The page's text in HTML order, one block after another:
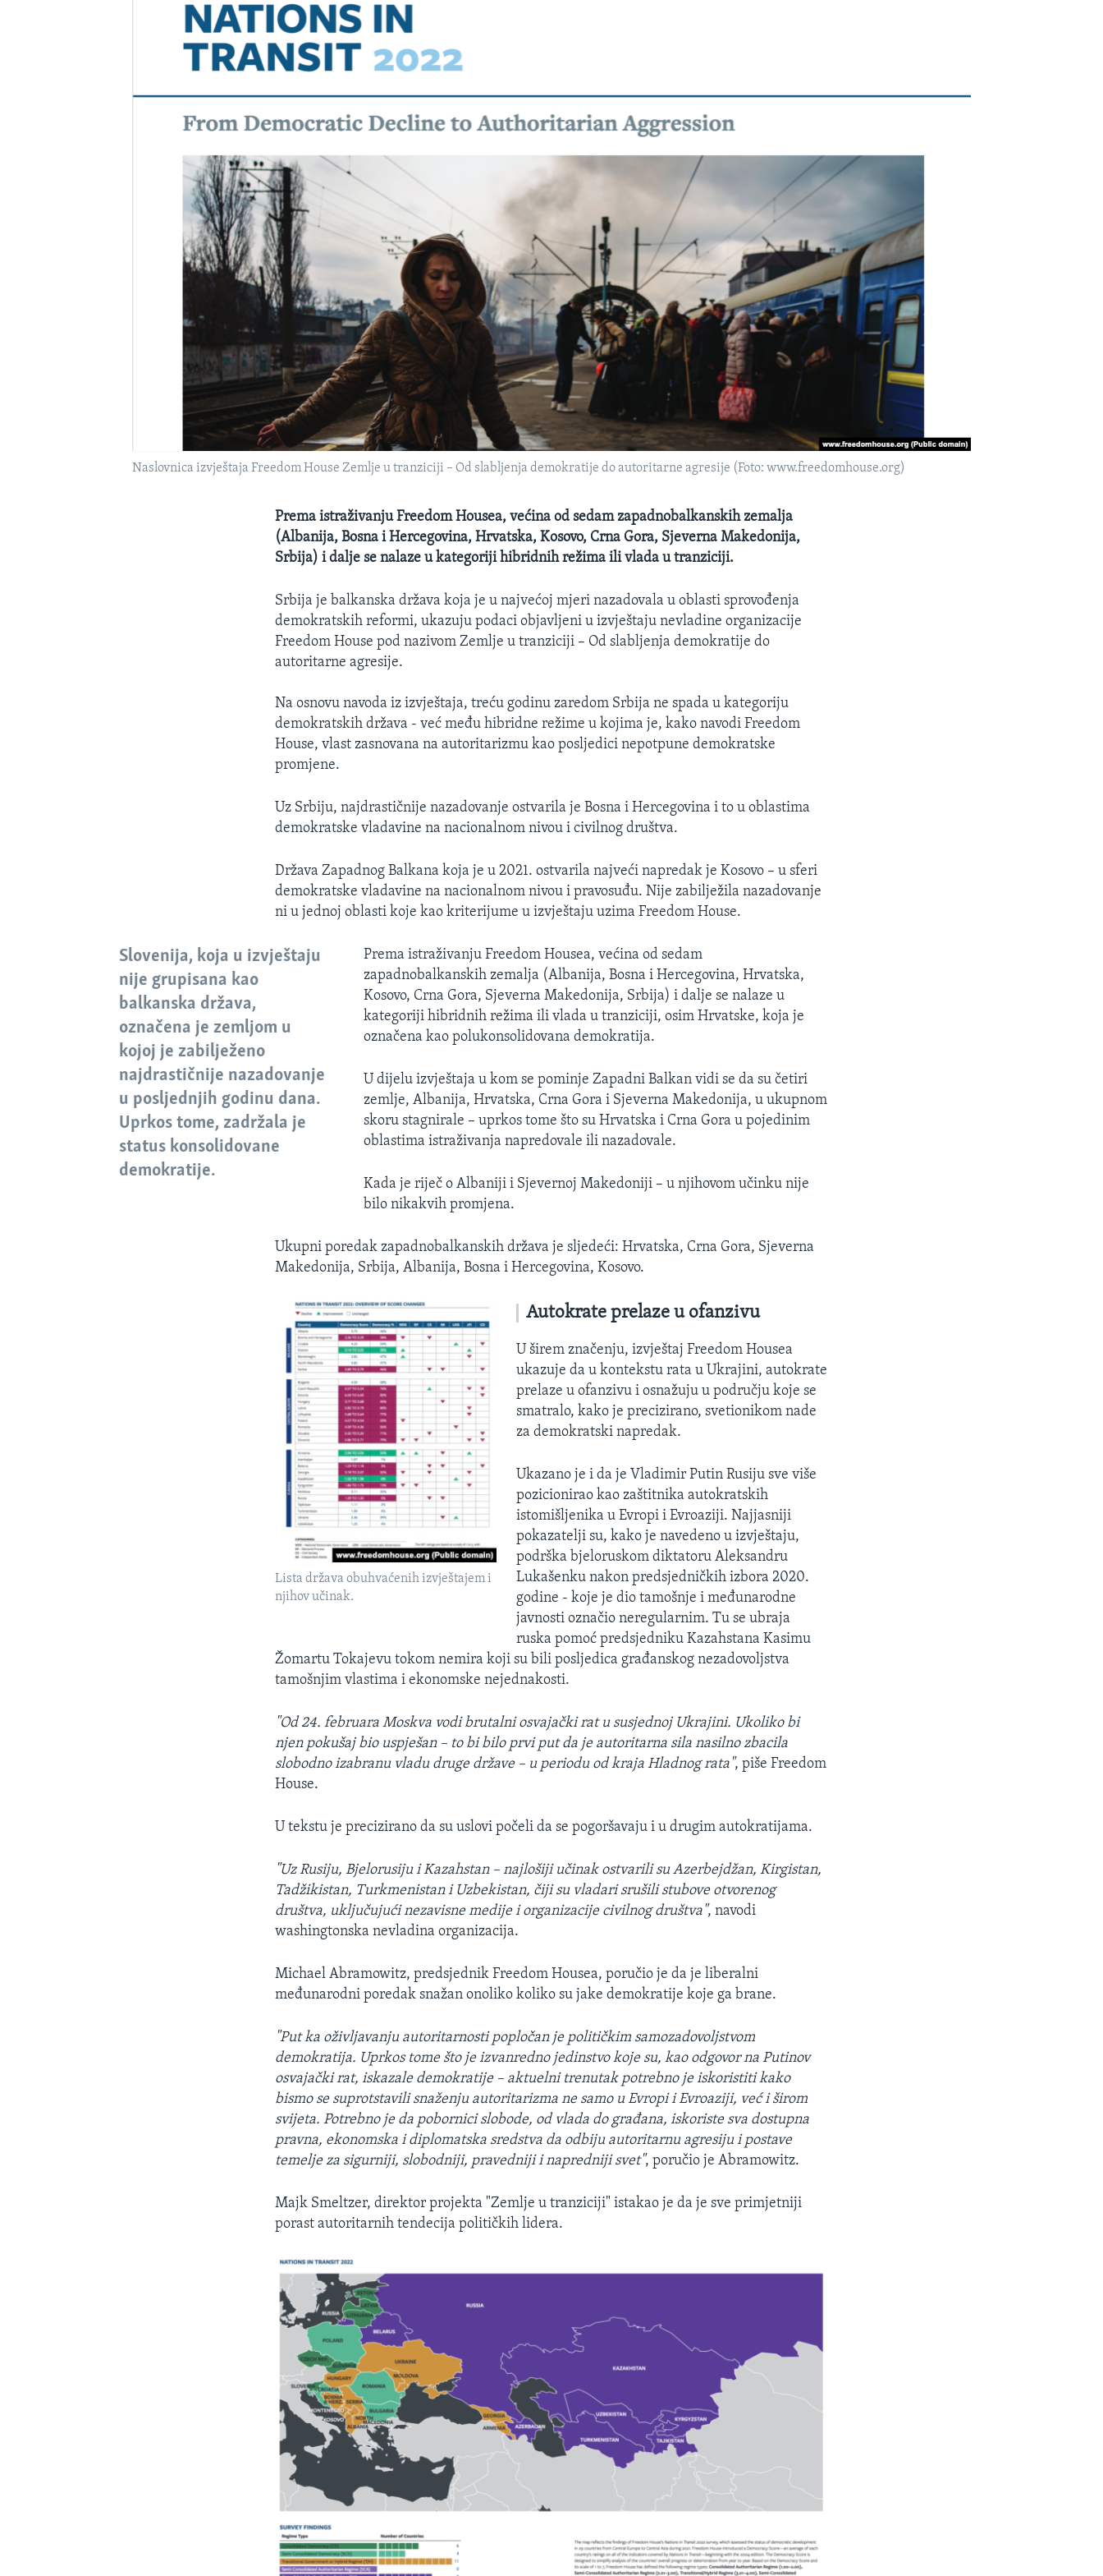
Naslovnica izvještaja Freedom House Zemlje u tranziciji – Od slabljenja demokratije do autoritarne agresije (Foto: www.freedomhouse.org)
Prema istraživanju Freedom Housea, većina od sedam zapadnobalkanskih zemalja
(Albanija, Bosna i Hercegovina, Hrvatska, Kosovo, Crna Gora, Sjeverna Makedonija,
Srbija) i dalje se nalaze u kategoriji hibridnih režima ili vlada u tranziciji.
Srbija je balkanska država koja je u najvećoj mjeri nazadovala u oblasti sprovođenja
demokratskih reformi, ukazuju podaci objavljeni u izvještaju nevladine organizacije
Freedom House pod nazivom Zemlje u tranziciji – Od slabljenja demokratije do
autoritarne agresije.
Na osnovu navoda iz izvještaja, treću godinu zaredom Srbija ne spada u kategoriju
demokratskih država - već među hibridne režime u kojima je, kako navodi Freedom
House, vlast zasnovana na autoritarizmu kao posljedici nepotpune demokratske
promjene.
Uz Srbiju, najdrastičnije nazadovanje ostvarila je Bosna i Hercegovina i to u oblastima
demokratske vladavine na nacionalnom nivou i civilnog društva.
Država Zapadnog Balkana koja je u 2021. ostvarila najveći napredak je Kosovo – u sferi
demokratske vladavine na nacionalnom nivou i pravosuđu. Nije zabilježila nazadovanje
ni u jednoj oblasti koje kao kriterijume u izvještaju uzima Freedom House.
Slovenija, koja u izvještaju
nije grupisana kao
balkanska država,
označena je zemljom u
kojoj je zabilježeno
najdrastičnije nazadovanje
u posljednjih godinu dana.
Uprkos tome, zadržala je
status konsolidovane
demokratije.
Prema istraživanju Freedom Housea, većina od sedam
zapadnobalkanskih zemalja (Albanija, Bosna i Hercegovina, Hrvatska,
Kosovo, Crna Gora, Sjeverna Makedonija, Srbija) i dalje se nalaze u
kategoriji hibridnih režima ili vlada u tranziciji, osim Hrvatske, koja je
označena kao polukonsolidovana demokratija.
U dijelu izvještaja u kom se pominje Zapadni Balkan vidi se da su četiri
zemlje, Albanija, Hrvatska, Crna Gora i Sjeverna Makedonija, u ukupnom
skoru stagnirale – uprkos tome što su Hrvatska i Crna Gora u pojedinim
oblastima istraživanja napredovale ili nazadovale.
Kada je riječ o Albaniji i Sjevernoj Makedoniji – u njihovom učinku nije
bilo nikakvih promjena.
Ukupni poredak zapadnobalkanskih država je sljedeći: Hrvatska, Crna Gora, Sjeverna
Makedonija, Srbija, Albanija, Bosna i Hercegovina, Kosovo.
Lista država obuhvaćenih izvještajem i
njihov učinak.
Autokrate prelaze u ofanzivu
U širem značenju, izvještaj Freedom Housea
ukazuje da u kontekstu rata u Ukrajini, autokrate
prelaze u ofanzivu i osnažuju u području koje se
smatralo, kako je precizirano, svetionikom nade
za demokratski napredak.
Ukazano je i da je Vladimir Putin Rusiju sve više
pozicionirao kao zaštitnika autokratskih
istomišljenika u Evropi i Evroaziji. Najjasniji
pokazatelji su, kako je navedeno u izvještaju,
podrška bjeloruskom diktatoru Aleksandru
Lukašenku nakon predsjedničkih izbora 2020.
godine - koje je dio tamošnje i međunarodne
javnosti označio neregularnim. Tu se ubraja
ruska pomoć predsjedniku Kazahstana Kasimu
Žomartu Tokajevu tokom nemira koji su bili posljedica građanskog nezadovoljstva
tamošnjim vlastima i ekonomske nejednakosti.
"Od 24. februara Moskva vodi brutalni osvajački rat u susjednoj Ukrajini. Ukoliko bi
njen pokušaj bio uspješan – to bi bilo prvi put da je autoritarna sila nasilno zbacila
slobodno izabranu vladu druge države – u periodu od kraja Hladnog rata", piše Freedom
House.
U tekstu je precizirano da su uslovi počeli da se pogoršavaju i u drugim autokratijama.
"Uz Rusiju, Bjelorusiju i Kazahstan – najlošiji učinak ostvarili su Azerbejdžan, Kirgistan,
Tadžikistan, Turkmenistan i Uzbekistan, čiji su vladari srušili stubove otvorenog
društva, uključujući nezavisne medije i organizacije civilnog društva", navodi
washingtonska nevladina organizacija.
Michael Abramowitz, predsjednik Freedom Housea, poručio je da je liberalni
međunarodni poredak snažan onoliko koliko su jake demokratije koje ga brane.
"Put ka oživljavanju autoritarnosti popločan je političkim samozadovoljstvom
demokratija. Uprkos tome što je izvanredno jedinstvo koje su, kao odgovor na Putinov
osvajački rat, iskazale demokratije – aktuelni trenutak potrebno je iskoristiti kako
bismo se suprotstavili snaženju autoritarizma ne samo u Evropi i Evroaziji, već i širom
svijeta. Potrebno je da pobornici slobode, od vlada do građana, iskoriste sva dostupna
pravna, ekonomska i diplomatska sredstva da odbiju autoritarnu agresiju i postave
temelje za sigurniji, slobodniji, pravedniji i napredniji svet", poručio je Abramowitz.
Majk Smeltzer, direktor projekta "Zemlje u tranziciji" istakao je da je sve primjetniji
porast autoritarnih tendecija političkih lidera.